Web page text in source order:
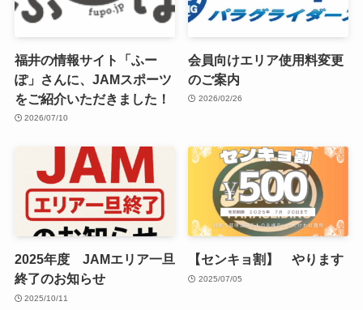
福井の情報サイト「ふー
ぽ」さんに、JAMスポーツ
をご紹介いただきました！
2026/07/10
会員向けエリア使用料変更
のご案内
2026/02/26
2025年度 JAMエリア一旦
終了のお知らせ
2025/10/11
【センキョ割】 やります
2025/07/05